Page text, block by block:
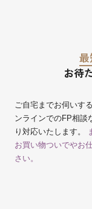
最
お待
ご自宅までお伺いす
ンラインでのFP相談
り対応いたします。
お買い物ついでやお
さい。